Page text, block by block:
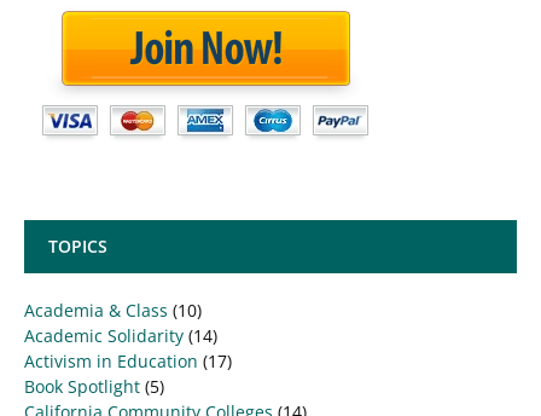
TOPICS
Academia & Class (10)
Academic Solidarity (14)
Activism in Education (17)
Book Spotlight (5)